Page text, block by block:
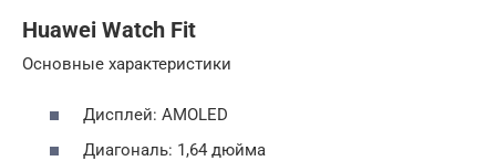
Huawei Watch Fit
Основные характеристики
Дисплей: AMOLED
Диагональ: 1,64 дюйма